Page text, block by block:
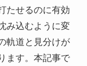
たせるのに有効
み込むように変
軌道と見分けが
ます。本記事で